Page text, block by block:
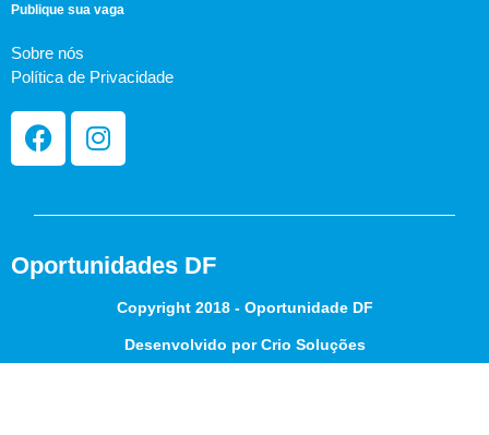
Publique sua vaga
Sobre nós
Política de Privacidade
Oportunidades DF
Copyright 2018 - Oportunidade DF
Desenvolvido por Crio Soluções